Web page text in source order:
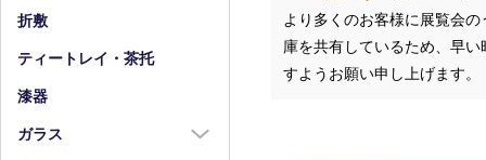
より多くのお客様に展覧会
庫を共有しているため、早
すようお願い申し上げます。
カトラリー全商品
箸
箸置
折敷
ティートレイ・茶托
漆器
ガラス